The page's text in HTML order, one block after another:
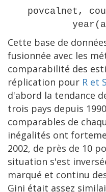
povcalnet,
Cette base de
fusionnée avec les
comparabilité des
réplication pour R et
d'abord la tendance
trois pays depuis
comparables de
inégalités ont
2002, de près de 10
situation s'est
marqué et continu
Gini était assez